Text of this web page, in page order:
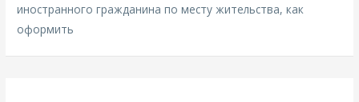
иностранного гражданина по месту жительства, как
оформить